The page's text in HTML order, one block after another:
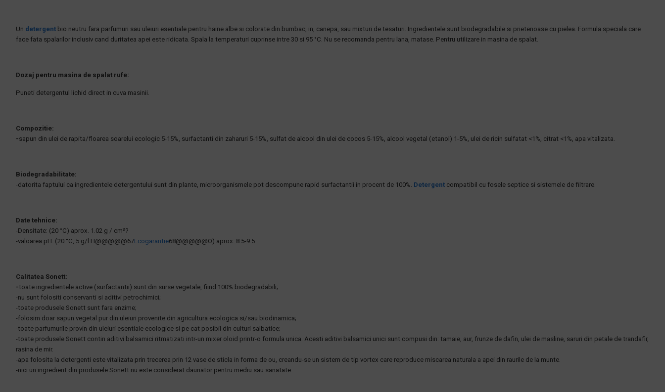
Un detergent bio neutru fara parfumuri sau uleiuri esentiale pentru haine albe si colorate din bumbac, in, canepa, sau mixturi de tesaturi. Ingredientele sunt biodegradabile si prietenoase cu pielea. Formula speciala care
face fata spalarilor inclusiv cand duritatea apei este ridicata. Spala la temperaturi cuprinse intre 30 si 95 °C. Nu se recomanda pentru lana, matase. Pentru utilizare in masina de spalat.
Dozaj pentru masina de spalat rufe:
Puneti detergentul lichid direct in cuva masinii.
Compozitie:
-sapun din ulei de rapita/floarea soarelui ecologic 5-15%, surfactanti din zaharuri 5-15%, sulfat de alcool din ulei de cocos 5-15%, alcool vegetal (etanol) 1-5%, ulei de ricin sulfatat <1%, citrat <1%, apa vitalizata.
Biodegradabilitate:
-datorita faptului ca ingredientele detergentului sunt din plante, microorganismele pot descompune rapid surfactantii in procent de 100%. Detergent compatibil cu fosele septice si sistemele de filtrare.
Date tehnice:
-Densitate: (20 °C) aprox. 1.02 g / cm³?
-valoarea pH: (20 °C, 5 g/l H@@@@@67Ecogarantie68@@@@@O) aprox. 8.5-9.5
Calitatea Sonett:
-toate ingredientele active (surfactantii) sunt din surse vegetale, fiind 100% biodegradabili;
-nu sunt folositi conservanti si aditivi petrochimici;
-toate produsele Sonett sunt fara enzime;
-folosim doar sapun vegetal pur din uleiuri provenite din agricultura ecologica si/sau biodinamica;
-toate parfumurile provin din uleiuri esentiale ecologice si pe cat posibil din culturi salbatice;
-toate produsele Sonett contin aditivi balsamici ritmatizati intr-un mixer oloid printr-o formula unica. Acesti aditivi balsamici unici sunt compusi din: tamaie, aur, frunze de dafin, ulei de masline, saruri din petale de trandafir,
rasina de mir.
-apa folosita la detergenti este vitalizata prin trecerea prin 12 vase de sticla in forma de ou, creandu-se un sistem de tip vortex care reproduce miscarea naturala a apei din raurile de la munte.
-nici un ingredient din produsele Sonett nu este considerat daunator pentru mediu sau sanatate.